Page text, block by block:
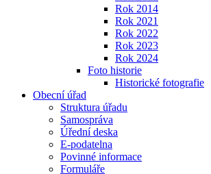
Rok 2014
Rok 2021
Rok 2022
Rok 2023
Rok 2024
Foto historie
Historické fotografie
Obecní úřad
Struktura úřadu
Samospráva
Úřední deska
E-podatelna
Povinné informace
Formuláře